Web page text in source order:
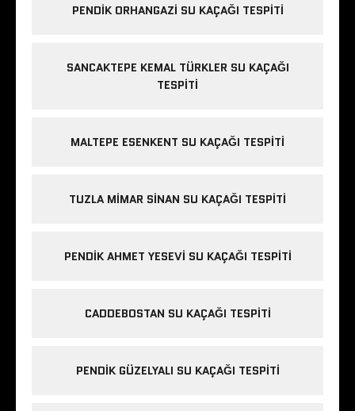
PENDIK ORHANGAZI SU KAÇAĞI TESPITI
SANCAKTEPE KEMAL TÜRKLER SU KAÇAĞI
TESPITI
MALTEPE ESENKENT SU KAÇAĞI TESPITI
TUZLA MIMAR SINAN SU KAÇAĞI TESPITI
PENDIK AHMET YESEVI SU KAÇAĞI TESPITI
CADDEBOSTAN SU KAÇAĞI TESPITI
PENDIK GÜZELYALI SU KAÇAĞI TESPITI